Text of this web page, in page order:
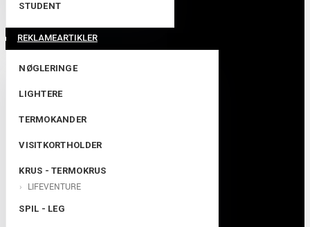
STUDENT
REKLAMEARTIKLER
NØGLERINGE
LIGHTERE
TERMOKANDER
VISITKORTHOLDER
KRUS - TERMOKRUS
LIFEVENTURE
SPIL - LEG